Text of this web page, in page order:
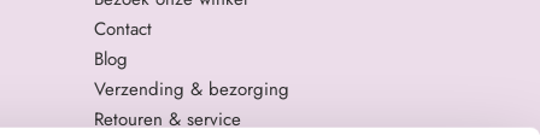
Contact
Blog
Verzending & bezorging
Retouren & service